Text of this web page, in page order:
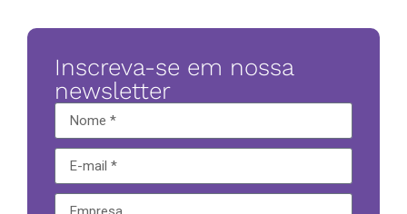
Inscreva-se em nossa
newsletter